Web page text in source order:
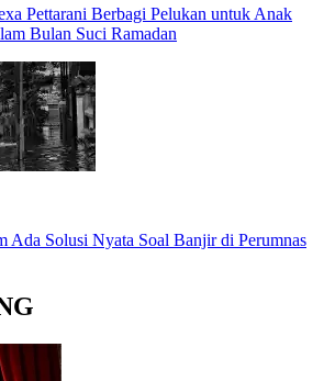
Pettarani Berbagi Pelukan untuk Anak
Bulan Suci Ramadan
Ada Solusi Nyata Soal Banjir di Perumnas